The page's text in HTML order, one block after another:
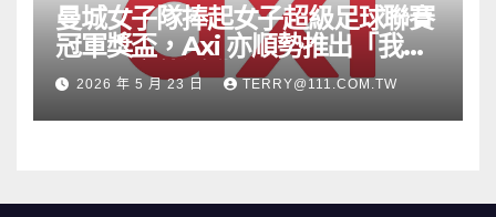
曼城女子隊捧起女子超級足球聯賽
冠軍獎盃，Axi 亦順勢推出「我的
根源」宣傳活動
2026 年 5 月 23 日 TERRY@111.COM.TW